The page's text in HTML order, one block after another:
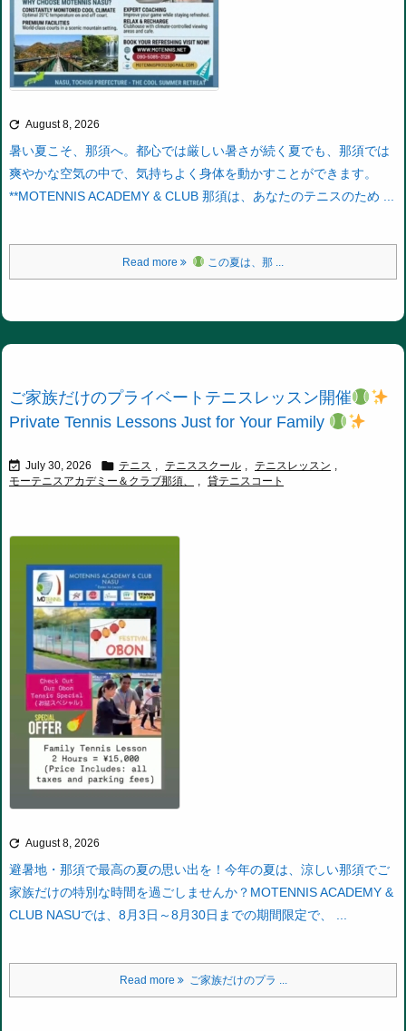
 August 8, 2026
暑い夏こそ、那須へ。 都心では厳しい暑さが続く夏でも、那須では
爽やかな空気の中で、気持ちよく身体を動かすことができます。
**MOTENNIS ACADEMY & CLUB 那須は、あなたのテニスのため ...
Read more この夏は、那 ...
ご家族だけのプライベートテニスレッスン開催
Private Tennis Lessons Just for Your Family
 July 30, 2026  テニス , テニススクール , テニスレッスン ,
モーテニスアカデミー＆クラブ那須、
, 貸テニスコート
 August 8, 2026
避暑地・那須で最高の夏の思い出を！ 今年の夏は、涼しい那須でご
家族だけの特別な時間を過ごしませんか？ MOTENNIS ACADEMY &
CLUB NASUでは、8月3日～8月30日までの期間限定で、 ...
Read more ご家族だけのプラ ...